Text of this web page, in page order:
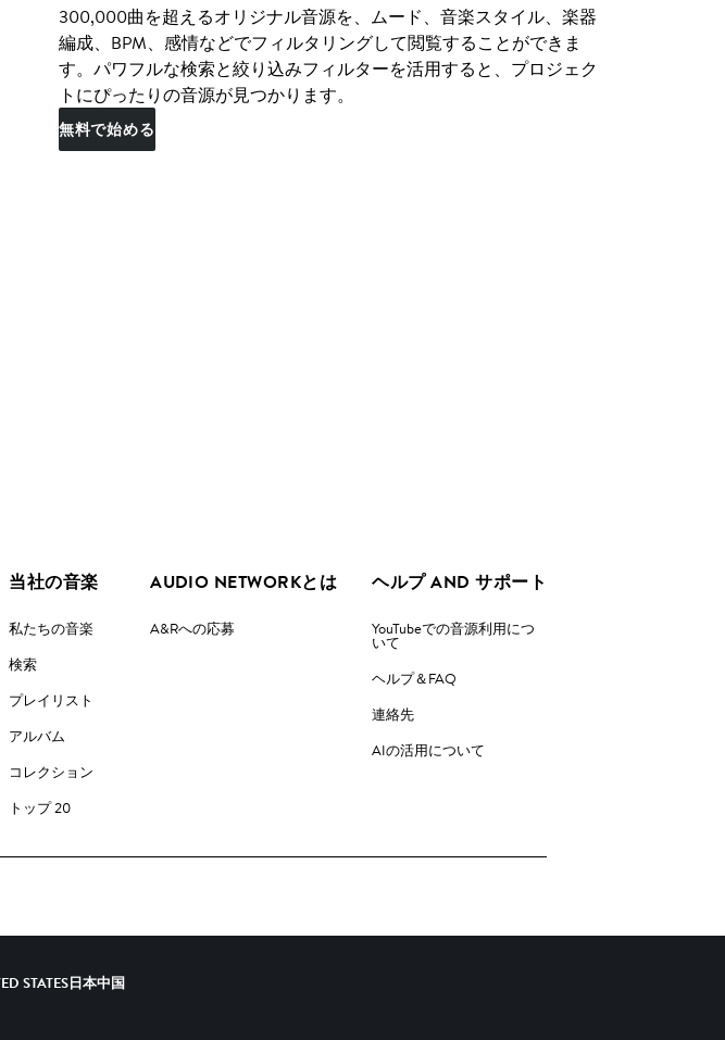
300,000曲を超えるオリジナル音源を、ムード、音楽スタイル、楽器
編成、BPM、感情などでフィルタリングして閲覧することができま
す。パワフルな検索と絞り込みフィルターを活用すると、プロジェク
トにぴったりの音源が見つかります。
無料で始める
当社の音楽
私たちの音楽
検索
プレイリスト
アルバム
コレクション
トップ 20
AUDIO NETWORKとは
A&Rへの応募
ヘルプ AND サポート
YouTubeでの音源利用につ
いて
ヘルプ＆FAQ
連絡先
AIの活用について
STATES日本中国